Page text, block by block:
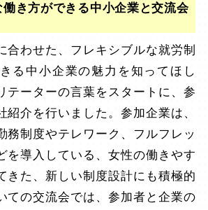
き方ができる中小企業と交流会
合わせた、フレキシブルな就労制
る中小企業の魅力を知ってほし
テーターの言葉をスタートに、参
紹介を行いました。参加企業は、
務制度やテレワーク、フルフレッ
を導入している、女性の働きやす
きた、新しい制度設計にも積極的
ての交流会では、参加者と企業の